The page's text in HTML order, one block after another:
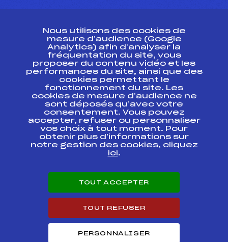
Ressources
Pass’Neige
Projet sportif fédéral
Projet de performance fédéral
Antidopage
Pôle Développement, Formation, Suivi
Scientifique
Listes ministérielles
Pôle vie de l’athlète
Enseignement professionnel
Carrières
Nous utilisons des cookies de
mesure d’audience (Google
Analytics) afin d’analyser la
fréquentation du site, vous
proposer du contenu vidéo et les
performances du site, ainsi que des
cookies permettant le
fonctionnement du site. Les
cookies de mesure d’audience ne
sont déposés qu’avec votre
consentement. Vous pouvez
accepter, refuser ou personnaliser
vos choix à tout moment. Pour
obtenir plus d'informations sur
notre gestion des cookies, cliquez
ici.
TOUT ACCEPTER
TOUT REFUSER
PERSONNALISER